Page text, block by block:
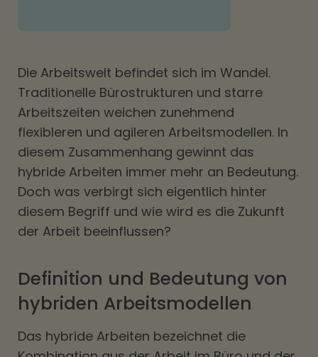
Die Arbeitswelt befindet sich im Wandel.
Traditionelle Bürostrukturen und starre
Arbeitszeiten weichen zunehmend
flexibleren und agileren Arbeitsmodellen. In
diesem Zusammenhang gewinnt das
hybride Arbeiten immer mehr an Bedeutung.
Doch was verbirgt sich eigentlich hinter
diesem Begriff und wie wird es die Zukunft
der Arbeit beeinflussen?
Definition und Bedeutung von
hybriden Arbeitsmodellen
Das hybride Arbeiten bezeichnet die